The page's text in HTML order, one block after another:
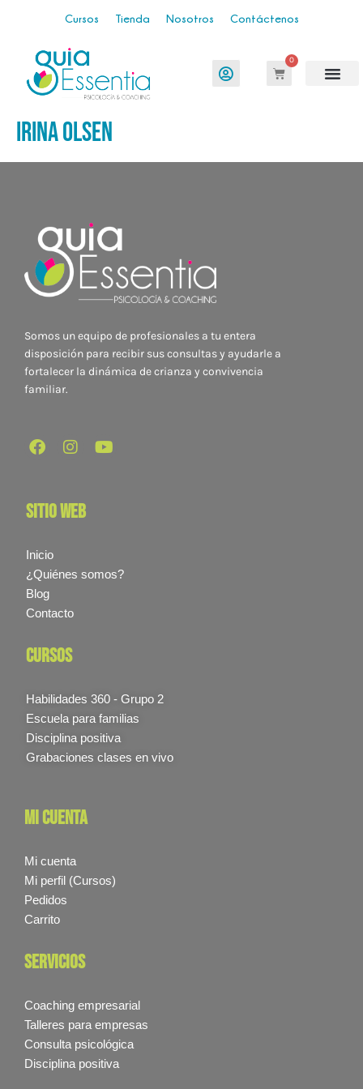
Cursos Tienda Nosotros Contáctenos
0
Irina Olsen
Somos un equipo de profesionales a tu entera
disposición para recibir sus consultas y ayudarle a
fortalecer la dinámica de crianza y convivencia
familiar.
sitio web
Inicio
¿Quiénes somos?
Blog
Contacto
cursos
Habilidades 360 - Grupo 2
Escuela para familias
Disciplina positiva
Grabaciones clases en vivo
mi cuenta
Mi cuenta
Mi perfil (Cursos)
Pedidos
Carrito
servicios
Coaching empresarial
Talleres para empresas
Consulta psicológica
Disciplina positiva